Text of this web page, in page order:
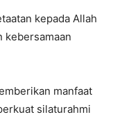
kepada Allah
kebersamaan
manfaat
silaturahmi